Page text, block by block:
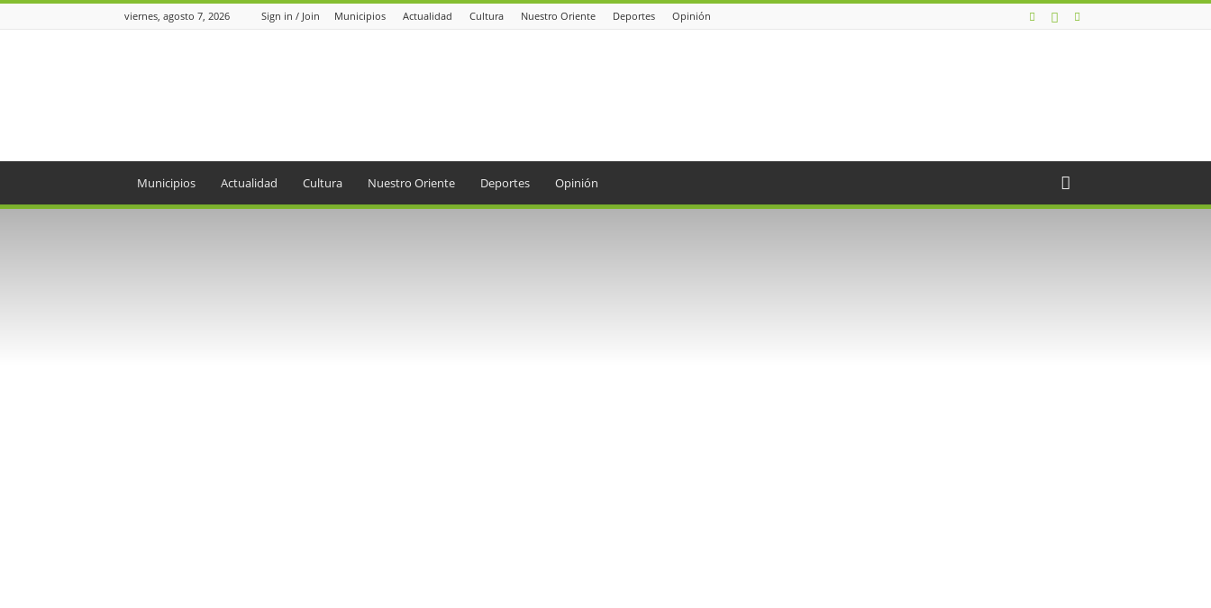
viernes, agosto 7, 2026 Sign in / Join Municipios Actualidad Cultura Nuestro Oriente Deportes Opinión
Municipios Actualidad Cultura Nuestro Oriente Deportes Opinión